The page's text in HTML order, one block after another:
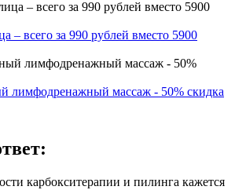
– всего за 990 рублей вместо 5900
лимфодренажный массаж - 50% скидка
карбокситерапии и пилинга кажется